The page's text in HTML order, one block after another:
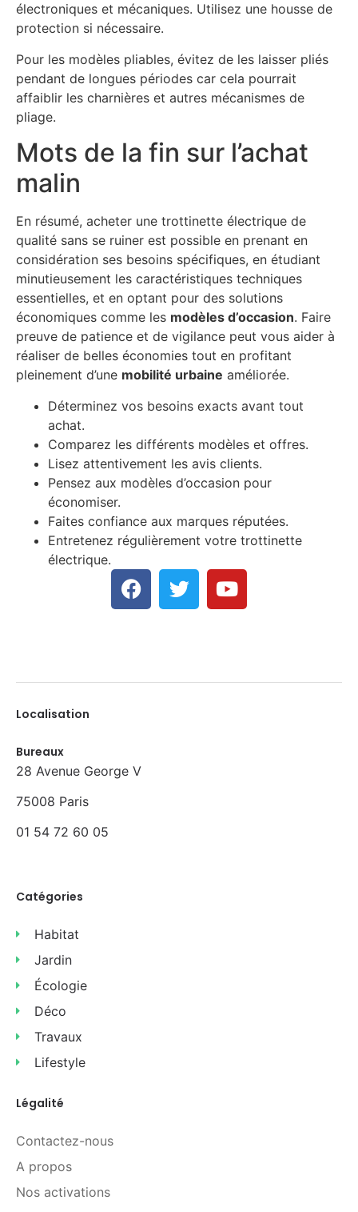
électroniques et mécaniques. Utilisez une housse de
protection si nécessaire.
Pour les modèles pliables, évitez de les laisser pliés
pendant de longues périodes car cela pourrait
affaiblir les charnières et autres mécanismes de
pliage.
Mots de la fin sur l’achat
malin
En résumé, acheter une trottinette électrique de
qualité sans se ruiner est possible en prenant en
considération ses besoins spécifiques, en étudiant
minutieusement les caractéristiques techniques
essentielles, et en optant pour des solutions
économiques comme les modèles d’occasion. Faire
preuve de patience et de vigilance peut vous aider à
réaliser de belles économies tout en profitant
pleinement d’une mobilité urbaine améliorée.
Déterminez vos besoins exacts avant tout
achat.
Comparez les différents modèles et offres.
Lisez attentivement les avis clients.
Pensez aux modèles d’occasion pour
économiser.
Faites confiance aux marques réputées.
Entretenez régulièrement votre trottinette
électrique.
Localisation
Bureaux
28 Avenue George V
75008 Paris
01 54 72 60 05
Catégories
Habitat
Jardin
Écologie
Déco
Travaux
Lifestyle
Légalité
Contactez-nous
A propos
Nos activations